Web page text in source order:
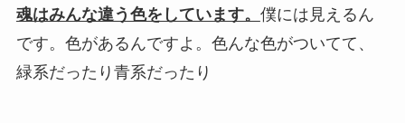
魂はみんな違う色をしています。 僕には見えるん
です。色があるんですよ。色んな色がついてて、
緑系だったり青系だったり